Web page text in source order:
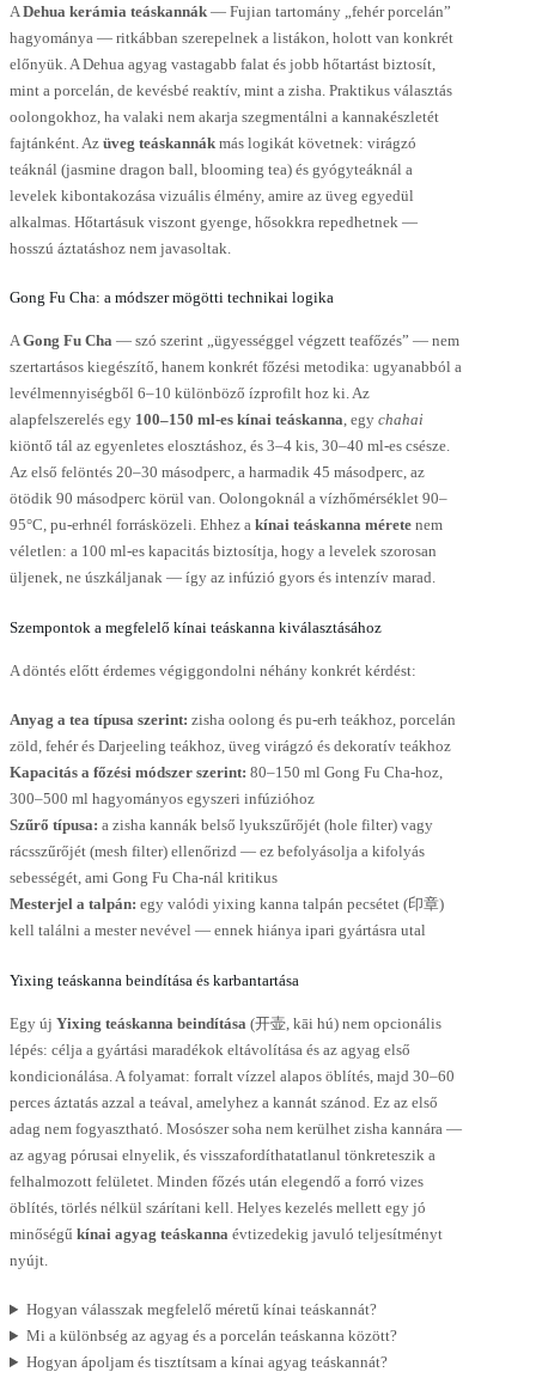
A Dehua kerámia teáskannák — Fujian tartomány „fehér porcelán”
hagyománya — ritkábban szerepelnek a listákon, holott van konkrét
előnyük. A Dehua agyag vastagabb falat és jobb hőtartást biztosít,
mint a porcelán, de kevésbé reaktív, mint a zisha. Praktikus választás
oolongokhoz, ha valaki nem akarja szegmentálni a kannakészletét
fajtánként. Az üveg teáskannák más logikát követnek: virágzó
teáknál (jasmine dragon ball, blooming tea) és gyógyteáknál a
levelek kibontakozása vizuális élmény, amire az üveg egyedül
alkalmas. Hőtartásuk viszont gyenge, hősokkra repedhetnek —
hosszú áztatáshoz nem javasoltak.
Gong Fu Cha: a módszer mögötti technikai logika
AGong Fu Cha — szó szerint „ügyességgel végzett teafőzés” — nem
szertartásos kiegészítő, hanem konkrét főzési metodika: ugyanabból a
levélmennyiségből 6–10 különböző ízprofilt hoz ki. Az
alapfelszerelés egy 100–150 ml-es kínai teáskanna, egy chahai
kiöntő tál az egyenletes elosztáshoz, és 3–4 kis, 30–40 ml-es csésze.
Az első felöntés 20–30 másodperc, a harmadik 45 másodperc, az
ötödik 90 másodperc körül van. Oolongoknál a vízhőmérséklet 90–
95°C, pu-erhnél forrásközeli. Ehhez a kínai teáskanna mérete nem
véletlen: a 100 ml-es kapacitás biztosítja, hogy a levelek szorosan
üljenek, ne úszkáljanak — így az infúzió gyors és intenzív marad.
Szempontok a megfelelő kínai teáskanna kiválasztásához
A döntés előtt érdemes végiggondolni néhány konkrét kérdést:
Anyag a tea típusa szerint: zisha oolong és pu-erh teákhoz, porcelán
zöld, fehér és Darjeeling teákhoz, üveg virágzó és dekoratív teákhoz
Kapacitás a főzési módszer szerint: 80–150 ml Gong Fu Cha-hoz,
300–500 ml hagyományos egyszeri infúzióhoz
Szűrő típusa: a zisha kannák belső lyukszűrőjét (hole filter) vagy
rácsszűrőjét (mesh filter) ellenőrizd — ez befolyásolja a kifolyás
sebességét, ami Gong Fu Cha-nál kritikus
Mesterjel a talpán: egy valódi yixing kanna talpán pecsétet (印章)
kell találni a mester nevével — ennek hiánya ipari gyártásra utal
Yixing teáskanna beindítása és karbantartása
Egy új Yixing teáskanna beindítása (开壶, kāi hú) nem opcionális
lépés: célja a gyártási maradékok eltávolítása és az agyag első
kondicionálása. A folyamat: forralt vízzel alapos öblítés, majd 30–60
perces áztatás azzal a teával, amelyhez a kannát szánod. Ez az első
adag nem fogyasztható. Mosószer soha nem kerülhet zisha kannára —
az agyag pórusai elnyelik, és visszafordíthatatlanul tönkreteszik a
felhalmozott felületet. Minden főzés után elegendő a forró vizes
öblítés, törlés nélkül szárítani kell. Helyes kezelés mellett egy jó
minőségű kínai agyag teáskanna évtizedekig javuló teljesítményt
nyújt.
Hogyan válasszak megfelelő méretű kínai teáskannát?
Mi a különbség az agyag és a porcelán teáskanna között?
Hogyan ápoljam és tisztítsam a kínai agyag teáskannát?